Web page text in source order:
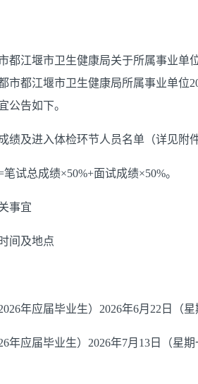
都江堰市卫生健康局关于所属事业单
市都江堰市卫生健康局所属事业单位
公告如下。
绩及进入体检环节人员名单（详见附
笔试总成绩×50%+面试成绩×50%。
事宜
间及地点
年应届毕业生） 2026年6月 22 日（星
年应届毕业生） 2026年7月 13 日（星